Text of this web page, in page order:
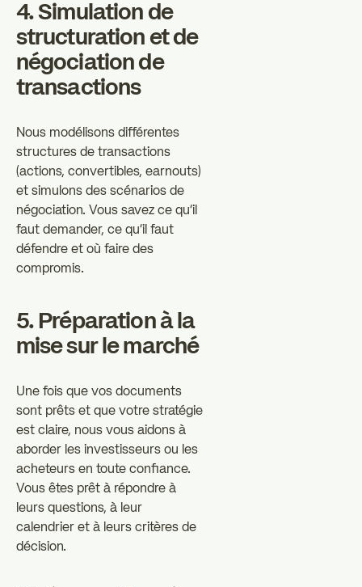
4. Simulation de
structuration et de
négociation de
transactions
Nous modélisons différentes
structures de transactions
(actions, convertibles, earnouts)
et simulons des scénarios de
négociation. Vous savez ce qu'il
faut demander, ce qu'il faut
défendre et où faire des
compromis.
5. Préparation à la
mise sur le marché
Une fois que vos documents
sont prêts et que votre stratégie
est claire, nous vous aidons à
aborder les investisseurs ou les
acheteurs en toute confiance.
Vous êtes prêt à répondre à
leurs questions, à leur
calendrier et à leurs critères de
décision.